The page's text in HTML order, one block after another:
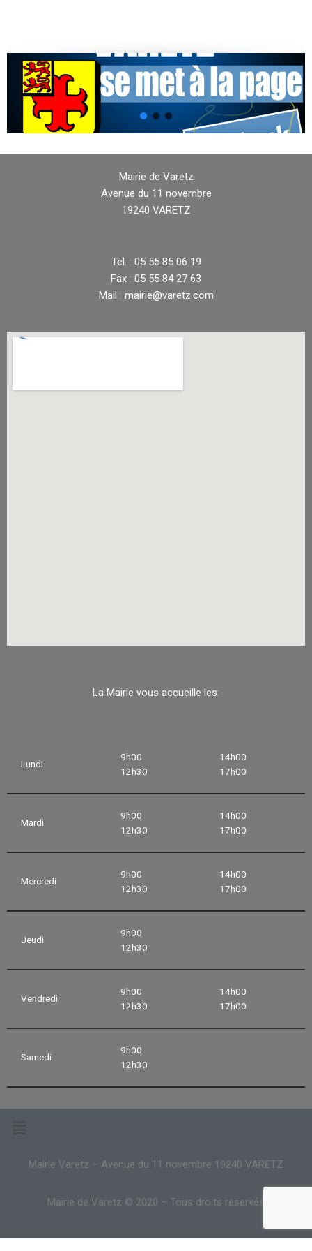
Mairie de Varetz
Avenue du 11 novembre
19240 VARETZ
Tél. : 05 55 85 06 19
Fax : 05 55 84 27 63
Mail : mairie@varetz.com
La Mairie vous accueille les:
Lundi
9h00
12h30
14h00
17h00
Mardi
9h00
12h30
14h00
17h00
Mercredi
9h00
12h30
14h00
17h00
Jeudi
9h00
12h30
Vendredi
9h00
12h30
14h00
17h00
Samedi
9h00
12h30
Mairie Varetz – Avenue du 11 novembre 19240 VARETZ
Mairie de Varetz © 2020 – Tous droits réservés